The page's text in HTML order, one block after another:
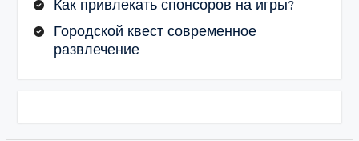
Как привлекать спонсоров на игры?
Городской квест современное
развлечение